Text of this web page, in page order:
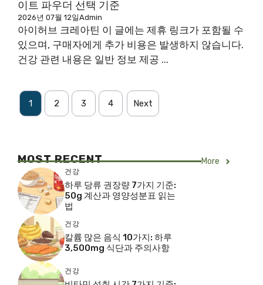
이트 파우더 선택 기준
2026년 07월 12일Admin
아이허브 크레아틴 이 글에는 제휴 링크가 포함될 수
있으며, 구매자에게 추가 비용은 발생하지 않습니다.
건강 관련 내용은 일반 정보 제공 ...
1 2 3 4 Next
MOST RECENT More
건강
하루 당류 권장량 7가지 기준:
50g 계산과 영양성분표 읽는
법
건강
칼륨 많은 음식 10가지: 하루
3,500mg 식단과 주의사항
건강